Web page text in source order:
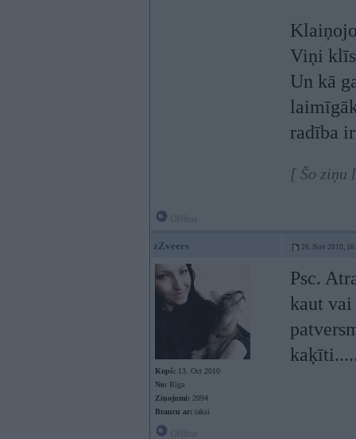
Viņi
Un kā
radība
[ Šo ziņu
zZveers 26. Nov 2010,
Kopš: 13. Oct 2010
No: Rīga
Ziņojumi: 2094
Braucu ar: taksi
Psc.
kaut